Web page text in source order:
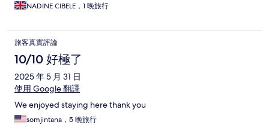
NADINE CIBELE，1 晚旅行
旅客真實評論
10/10 好極了
2025 年 5 月 31 日
使用 Google 翻譯
We enjoyed staying here thank you
somjintana，5 晚旅行